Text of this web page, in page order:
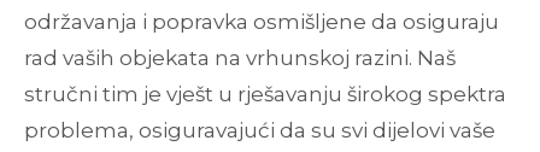
održavanja i popravka osmišljene da osiguraju
rad vaših objekata na vrhunskoj razini. Naš
stručni tim je vješt u rješavanju širokog spektra
problema, osiguravajući da su svi dijelovi vaše